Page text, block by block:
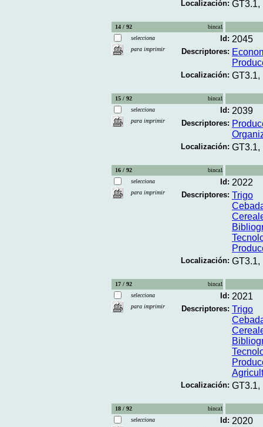
Localización: GT3.1,
14 / 92
binca1
selecciona
para imprimir
Id: 2045
Descriptores:
Localización: GT3.1,
15 / 92
binca1
selecciona
para imprimir
Id: 2039
Descriptores:
Localización: GT3.1,
16 / 92
binca1
selecciona
para imprimir
Id: 2022
Descriptores: Trigo
Localización: GT3.1,
17 / 92
binca1
selecciona
para imprimir
Id: 2021
Descriptores: Trigo
Localización: GT3.1,
18 / 92
binca1
selecciona
Id: 2020